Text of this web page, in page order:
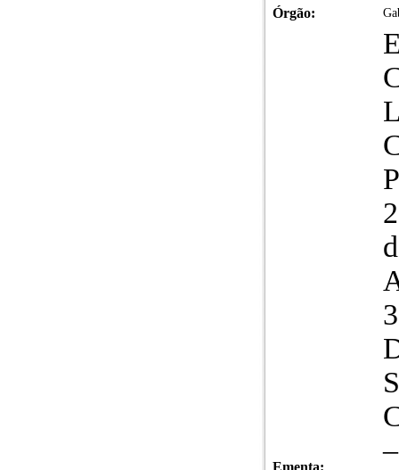
Órgão:
Ementa: